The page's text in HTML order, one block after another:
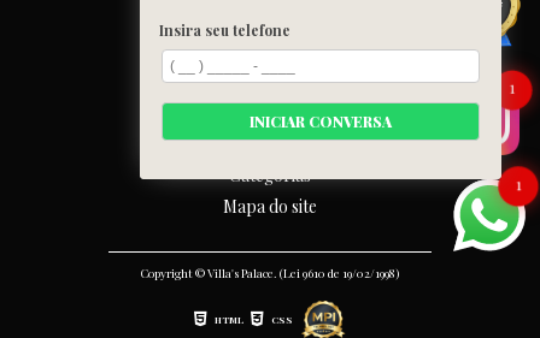
Cardápio
Blog
Galeria
Contato
Categorias
Mapa do site
Copyright © Villa's Palace. (Lei 9610 de 19/02/1998)
HTML CSS
1
Insira seu telefone
INICIAR CONVERSA
1